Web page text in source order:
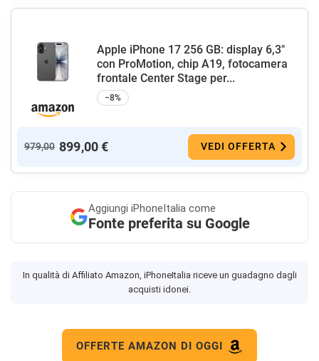
Apple iPhone 17 256 GB: display 6,3"
con ProMotion, chip A19, fotocamera
frontale Center Stage per...
−8%
979,00 899,00 € VEDI OFFERTA
Aggiungi iPhoneItalia come
Fonte preferita su Google
In qualità di Affiliato Amazon, iPhoneItalia riceve un guadagno dagli
acquisti idonei.
OFFERTE AMAZON DI OGGI